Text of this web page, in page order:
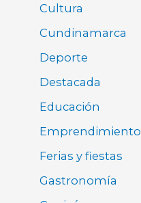
Cultura
Cundinamarca
Deporte
Destacada
Educación
Emprendimiento
Ferias y fiestas
Gastronomía